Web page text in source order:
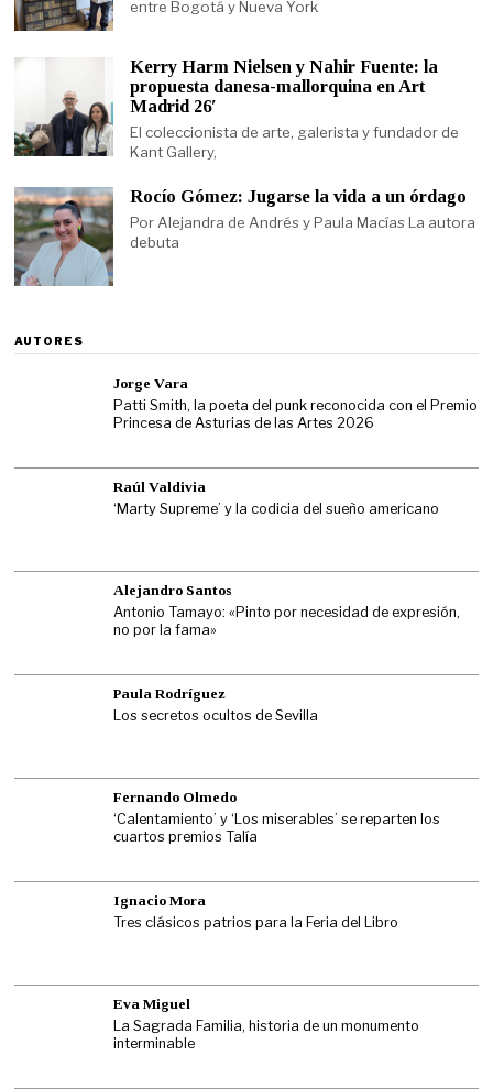
entre Bogotá y Nueva York
Kerry Harm Nielsen y Nahir Fuente: la
propuesta danesa-mallorquina en Art
Madrid 26′
El coleccionista de arte, galerista y fundador de
Kant Gallery,
Rocío Gómez: Jugarse la vida a un órdago
Por Alejandra de Andrés y Paula Macías La autora
debuta
AUTORES
Jorge Vara
Patti Smith, la poeta del punk reconocida con el Premio
Princesa de Asturias de las Artes 2026
Raúl Valdivia
‘Marty Supreme’ y la codicia del sueño americano
Alejandro Santos
Antonio Tamayo: «Pinto por necesidad de expresión,
no por la fama»
Paula Rodríguez
Los secretos ocultos de Sevilla
Fernando Olmedo
‘Calentamiento’ y ‘Los miserables’ se reparten los
cuartos premios Talía
Ignacio Mora
Tres clásicos patrios para la Feria del Libro
Eva Miguel
La Sagrada Familia, historia de un monumento
interminable